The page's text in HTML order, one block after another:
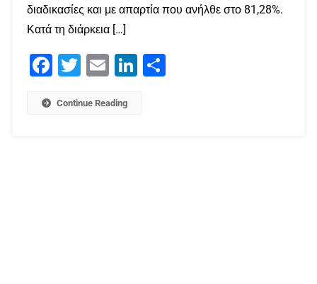
διαδικασίες και με απαρτία που ανήλθε στο 81,28%.
Κατά τη διάρκεια […]
Facebook
Twitter Email LinkedIn
Continue Reading